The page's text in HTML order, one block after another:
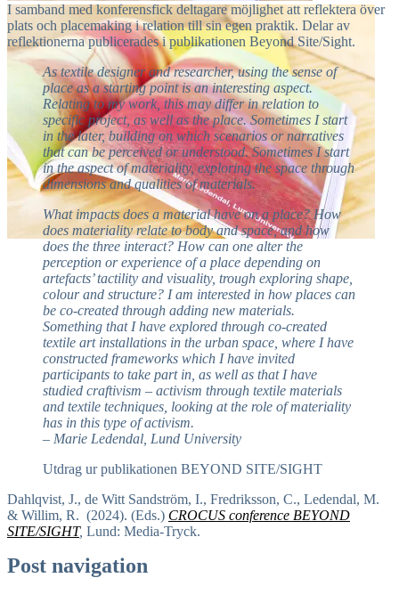
I samband med konferensfick deltagare möjlighet att reflektera över
plats och placemaking i relation till sin egen praktik. Delar av
reflektionerna publicerades i publikationen Beyond Site/Sight.
As textile designer and researcher, using the sense of
place as a starting point is an interesting aspect.
Relating to my work, this may differ in relation to
specific project, as well as the place. Sometimes I start
in the later, building on which scenarios or narratives
that can be perceived or understood. Sometimes I start
in the aspect of materiality, exploring the space through
dimensions and qualities of materials.
What impacts does a material have on a place? How
does materiality relate to body and space, and how
does the three interact? How can one alter the
perception or experience of a place depending on
artefacts’ tactility and visuality, trough exploring shape,
colour and structure? I am interested in how places can
be co-created through adding new materials.
Something that I have explored through co-created
textile art installations in the urban space, where I have
constructed frameworks which I have invited
participants to take part in, as well as that I have
studied craftivism – activism through textile materials
and textile techniques, looking at the role of materiality
has in this type of activism.
– Marie Ledendal, Lund University
Utdrag ur publikationen BEYOND SITE/SIGHT
Dahlqvist, J., de Witt Sandström, I., Fredriksson, C., Ledendal, M.
& Willim, R. (2024). (Eds.) CROCUS conference BEYOND
SITE/SIGHT, Lund: Media-Tryck.
Post navigation